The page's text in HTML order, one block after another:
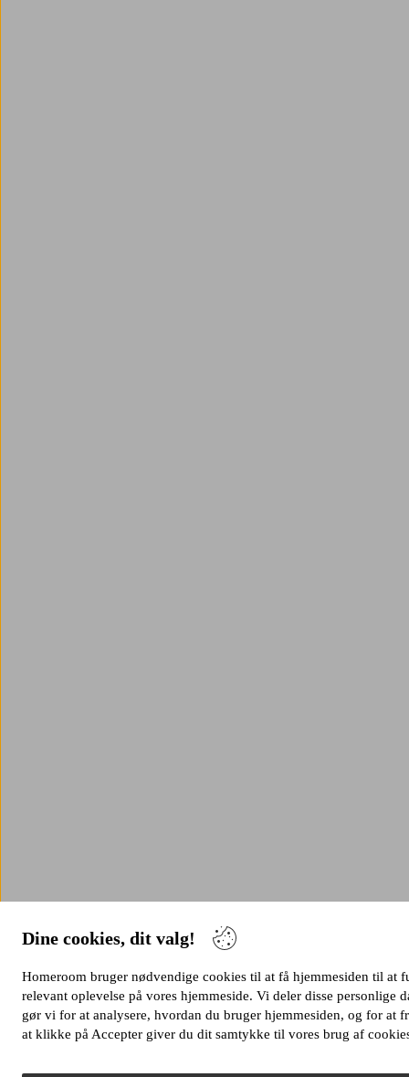
Dine cookies, dit valg!
Homeroom bruger nødvendige cookies til at få hjemmesiden til at
relevant oplevelse på vores hjemmeside. Vi deler disse personlige
gør vi for at analysere, hvordan du bruger hjemmesiden, og for at
at klikke på Accepter giver du dit samtykke til vores brug af